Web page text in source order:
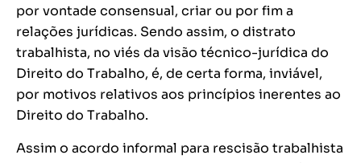
por vontade consensual, criar ou por fim a
relações jurídicas. Sendo assim, o distrato
trabalhista, no viés da visão técnico-jurídica do
Direito do Trabalho, é, de certa forma, inviável,
por motivos relativos aos princípios inerentes ao
Direito do Trabalho.
Assim o acordo informal para rescisão trabalhista